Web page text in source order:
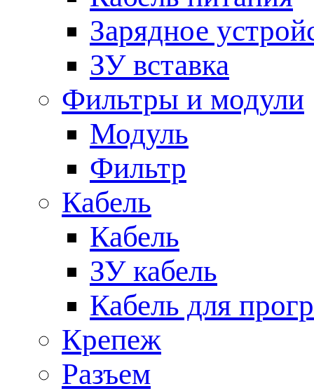
Зарядное
ЗУ вставка
Фильтры и модули
Модуль
Фильтр
Кабель
Кабель
ЗУ кабель
Кабель для
Крепеж
Разъем